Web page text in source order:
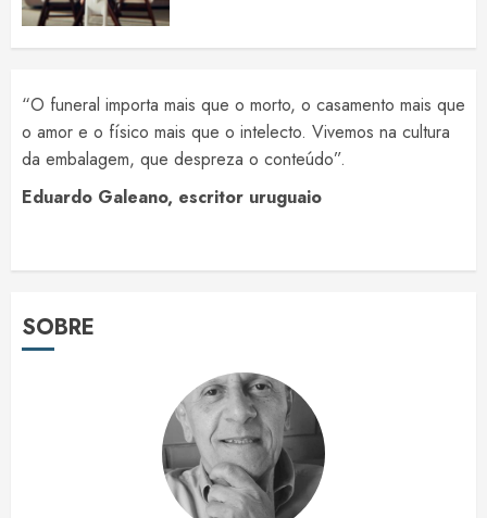
“O funeral importa mais que o morto, o casamento mais que
o amor e o físico mais que o intelecto. Vivemos na cultura
da embalagem, que despreza o conteúdo”.
Eduardo Galeano, escritor uruguaio
SOBRE